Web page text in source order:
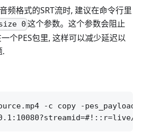
频格式的SRT流时, 建议在命令行里
0 这个参数。这个参数会阻止
个PES包里, 这样可以减少延迟以
.
-c copy -